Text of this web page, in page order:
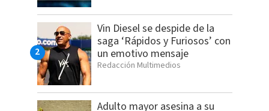
Vin Diesel se despide de la
saga ‘Rápidos y Furiosos’ con
un emotivo mensaje
Redacción Multimedios
Adulto mayor asesina a su